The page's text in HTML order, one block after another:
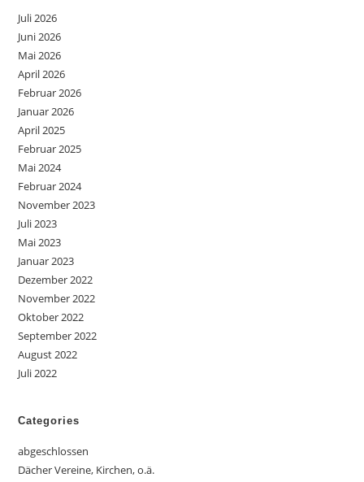
Juli 2026
Juni 2026
Mai 2026
April 2026
Februar 2026
Januar 2026
April 2025
Februar 2025
Mai 2024
Februar 2024
November 2023
Juli 2023
Mai 2023
Januar 2023
Dezember 2022
November 2022
Oktober 2022
September 2022
August 2022
Juli 2022
Categories
abgeschlossen
Dächer Vereine, Kirchen, o.ä.